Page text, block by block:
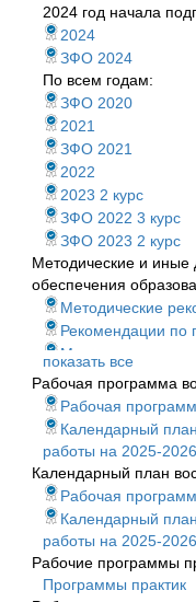
2024 год начала
2024
ЗФО 2024
По всем годам:
ЗФО 2020
2021
ЗФО 2021
2022
2023 2 курс
ЗФО 2022 3 курс
ЗФО 2023 2 курс
Методические и
обеспечения
Методические
Рекомендации по
Методические
ЛОВЗ
Программа ГИА
Программа ГИА
Программа ГИА
Программа ГИА
Программа ГИА
показать все
Рабочая программа
Рабочая
Календарный
работы на 2025-
Календарный план
Рабочая
Календарный
работы на 2025-
Рабочие программы
Программы практик